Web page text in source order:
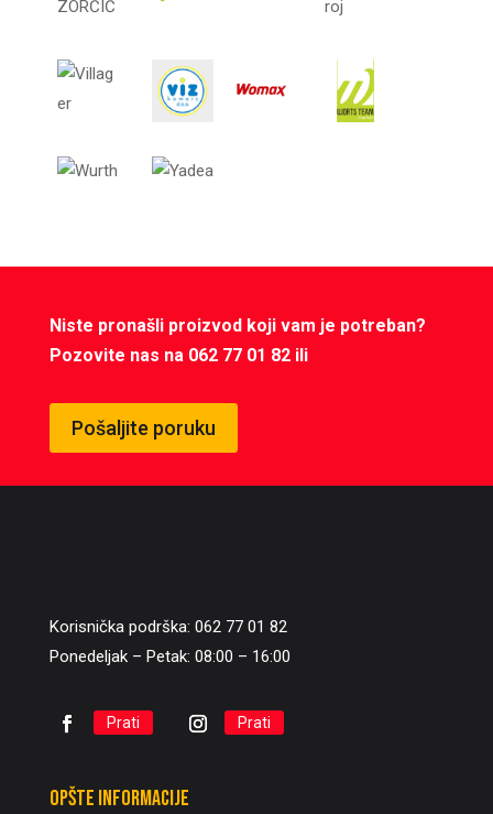
Niste pronašli proizvod koji vam je potreban?
Pozovite nas na 062 77 01 82 ili
Pošaljite poruku
Korisnička podrška: 062 77 01 82
Ponedeljak – Petak: 08:00 – 16:00
Prati Prati
Opšte informacije